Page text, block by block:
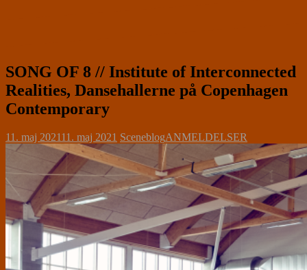
SONG OF 8 // Institute of Interconnected
Realities, Dansehallerne på Copenhagen
Contemporary
11. maj 202111. maj 2021 SceneblogANMELDELSER